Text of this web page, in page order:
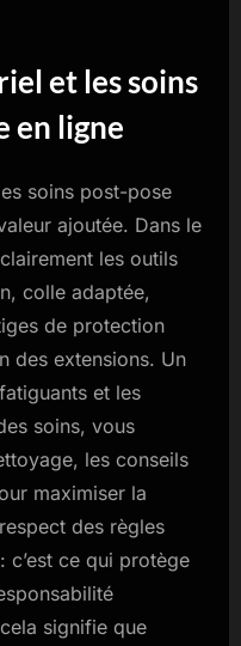
et les soins
en ligne
soins post-pose
ajoutée. Dans le
les outils
colle adaptée,
de protection
des extensions. Un
et les
soins, vous
les conseils
maximiser la
des règles
c’est ce qui protège
signifie que